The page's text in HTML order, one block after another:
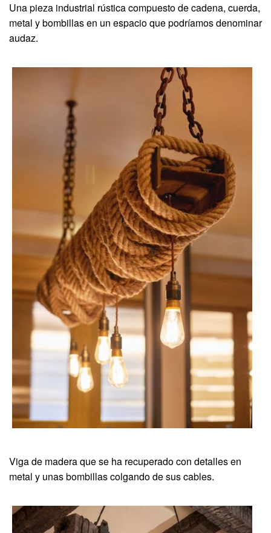
Una pieza industrial rústica compuesto de cadena, cuerda,
metal y bombillas en un espacio que podríamos denominar
audaz.
Viga de madera que se ha recuperado con detalles en
metal y unas bombillas colgando de sus cables.